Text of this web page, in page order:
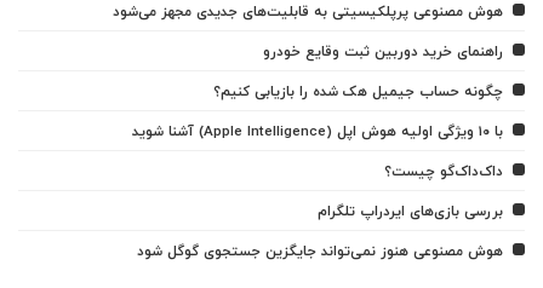
هوش مصنوعی پرپلکیسیتی به قابلیت‌های جدیدی مجهز می‌شود
راهنمای خرید دوربین ثبت وقایع خودرو
چگونه حساب جیمیل هک شده را بازیابی کنیم؟
با ۱۰ ویژگی اولیه هوش اپل (Apple Intelligence) آشنا شوید
داک‌داک‌گو چیست؟
بررسی بازی‌های ایردراپ تلگرام
هوش مصنوعی هنوز نمی‌تواند جایگزین جستجوی گوگل شود